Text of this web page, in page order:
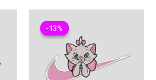
-13%
-13%